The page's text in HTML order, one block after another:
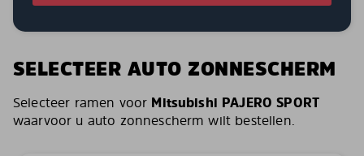
SELECTEER AUTO ZONNESCHERM
Selecteer ramen voor Mitsubishi PAJERO SPORT
waarvoor u auto zonnescherm wilt bestellen.